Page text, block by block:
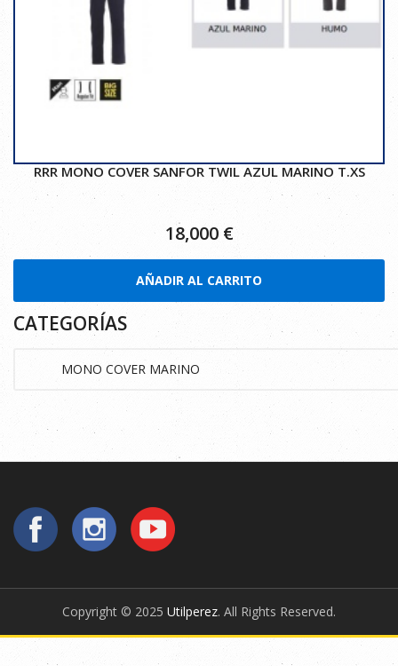
RRR MONO COVER SANFOR TWIL AZUL MARINO T.XS
18,000 €
AÑADIR AL CARRITO
CATEGORÍAS
Copyright © 2025 Utilperez. All Rights Reserved.